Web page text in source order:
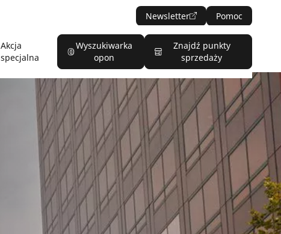
Newsletter Pomoc
Akcja
specjalna
Wyszukiwarka
opon
Znajdź punkty
sprzedaży